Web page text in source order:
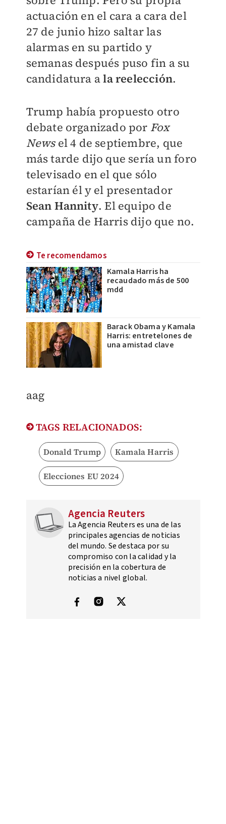
actuación en el cara a cara del
27 de junio hizo saltar las
alarmas en su partido y
semanas después puso fin a su
candidatura ala reelección.
Trump había propuesto otro
debate organizado por Fox
Newsel 4 de septiembre, que
más tarde dijo que sería un foro
televisado en el que sólo
estarían él y el presentador
Sean Hannity. El equipo de
campaña de Harris dijo que no.
Te recomendamos
Kamala Harris ha
recaudado más de 500
mdd
Barack Obama y Kamala
Harris: entretelones de
una amistad clave
aag
TAGS RELACIONADOS:
Donald Trump Kamala Harris
Elecciones EU 2024
Agencia Reuters
La Agencia Reuters es una de las
principales agencias de noticias
del mundo. Se destaca por su
compromiso con la calidad y la
precisión en la cobertura de
noticias a nivel global.